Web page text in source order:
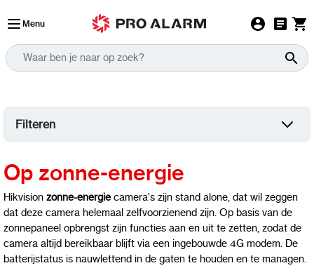
Menu
Filteren
Op zonne-energie
Hikvision zonne-energiecamera's zijn stand alone, dat wil zeggen
dat deze camera helemaal zelfvoorzienend zijn. Op basis van de
zonnepaneel opbrengst zijn functies aan en uit te zetten, zodat de
camera altijd bereikbaar blijft via een ingebouwde 4G modem. De
batterijstatus is nauwlettend in de gaten te houden en te managen.